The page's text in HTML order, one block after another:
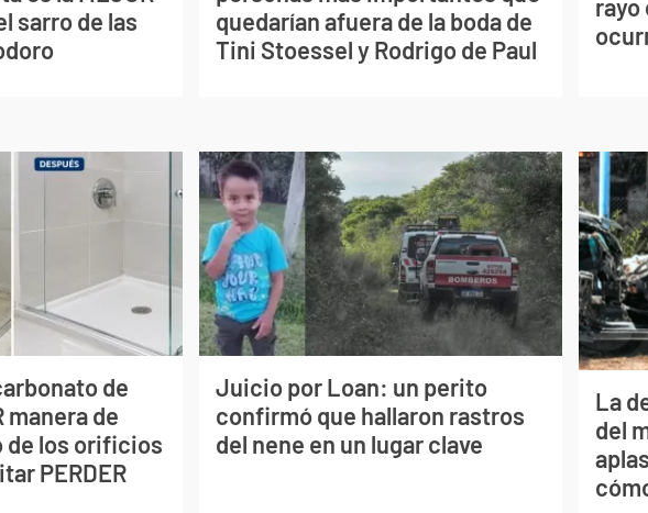
sarro de las
quedarían afuera de la boda de
Tini Stoessel y Rodrigo de Paul
rayo
de
manera de
de los orificios
PERDER
Juicio por Loan: un perito
confirmó que hallaron rastros
del nene en un lugar clave
La
del